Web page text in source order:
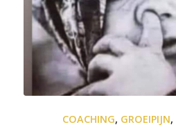
COACHING, GROEIPIJN,